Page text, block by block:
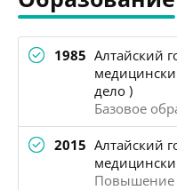
1985 Алтайский
дело )
Базовое
2015 Алтайский
Повышение